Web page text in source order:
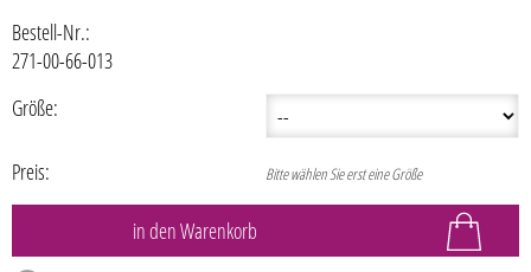
Bestell-Nr.:
271-00-66-013
Größe:
Preis: Bitte wählen Sie erst eine Größe